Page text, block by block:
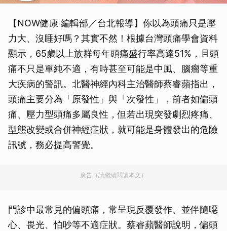
【NOW健康 編輯部／台北報導】你以為頭痛只是壓
力大、沒睡好嗎？其實不然！根據台灣頭痛學會資料
顯示，65歲以上族群每年頭痛盛行率高達51%，且頭
痛不只是單純不適，有時甚至可能是中風、腦瘤等重
大疾病的警訊。北醫神經內科主治醫師蔡睿蘋指出，
頭痛主要分為「原發性」與「次發性」，前者如偏頭
痛、壓力型頭痛多屬良性，但若出現突發劇烈疼痛、
型態改變或合併神經症狀，就可能是身體發出的危險
訊號，務必提高警覺。
廣告（請繼續閱讀本文）
門診中最常見的偏頭痛，常呈現反覆發作、並伴隨噁
心、畏光、怕吵等不適症狀。蔡睿蘋醫師說明，偏頭